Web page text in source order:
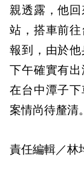
親透露，他
站，搭車前
報到，由於
下午確實有
在台中潭子
案情尚待釐清。
責任編輯／林